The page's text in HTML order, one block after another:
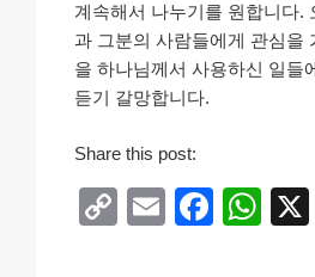
계속해서 나누기를 원합니다.
과 그분의 사람들에게 관심을
을 하나님께서 사용하신 일들
듣기 갈망합니다.
Share this post:
C
E
F
W